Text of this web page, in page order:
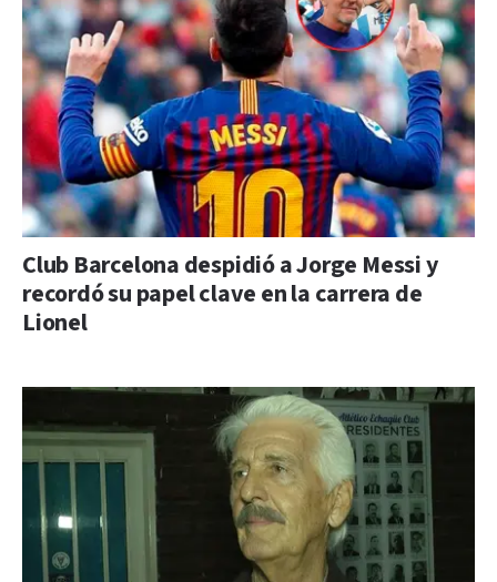
Club Barcelona despidió a Jorge Messi y
recordó su papel clave en la carrera de
Lionel